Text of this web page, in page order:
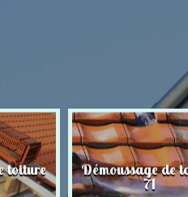
toiture Démoussage de
71